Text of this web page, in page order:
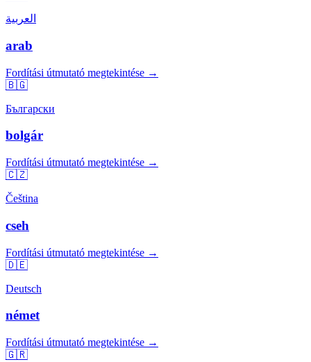
العربية
arab
Fordítási útmutató megtekintése →
🇧🇬
Български
bolgár
Fordítási útmutató megtekintése →
🇨🇿
Čeština
cseh
Fordítási útmutató megtekintése →
🇩🇪
Deutsch
német
Fordítási útmutató megtekintése →
🇬🇷